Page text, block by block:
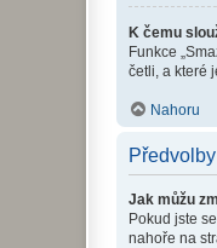
K čemu
Funkce
četli, a které
Nahoru
Jak můžu
Pokud jste
nahoře na